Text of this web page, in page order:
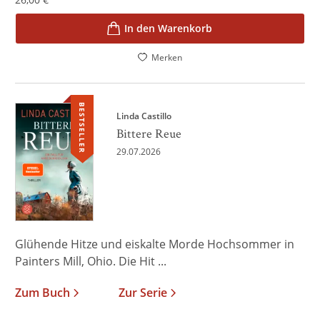
In den Warenkorb
Merken
BESTSELLER Linda Castillo
Bittere Reue
29.07.2026
Glühende Hitze und eiskalte Morde Hochsommer in
Painters Mill, Ohio. Die Hit ...
Zum Buch
Zur Serie